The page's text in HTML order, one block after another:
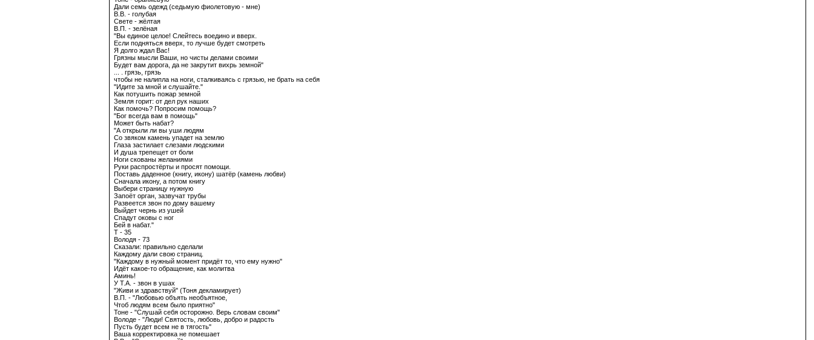
Дали семь одежд (седьмую фиолетовую - мне)
В.В. - голубая
Свете - жёлтая
В.П. - зелёная
"Вы единое целое! Слейтесь воедино и вверх.
Если подняться вверх, то лучше будет смотреть
Я долго ждал Вас!
Грязны мысли Ваши, но чисты делами своими
Будет вам дорога, да не закрутит вихрь земной"
... . грязь, грязь
чтобы не налипла на ноги, сталкиваясь с грязью, не брать на себя
"Идите за мной и слушайте."
Как потушить пожар земной
Земля горит: от дел рук наших
Как помочь? Попросим помощь?
"Бог всегда вам в помощь"
Может быть набат?
"А открыли ли вы уши людям
Со звяком камень упадет на землю
Глаза застилает слезами людскими
И душа трепещет от боли
Ноги скованы желаниями
Руки распростёрты и просят помощи.
Поставь даденное (книгу, икону) шатёр (камень любви)
Сначала икону, а потом книгу
Выбери страницу нужную
Запоёт орган, зазвучат трубы
Развеется звон по дому вашему
Выйдет чернь из ушей
Спадут оковы с ног
Бей в набат."
Т - 35
Володя - 73
Сказали: правильно сделали
Каждому дали свою страниц.
"Каждому в нужный момент придёт то, что ему нужно"
Идёт какое-то обращение, как молитва
Аминь!
У Т.А. - звон в ушах
"Живи и здравствуй" (Тоня декламирует)
В.П. - "Любовью объять необъятное,
Чтоб людям всем было приятно"
Тоне - "Слушай себя осторожно. Верь словам своим"
Володе - "Люди! Святость, любовь, добро и радость
Пусть будет всем не в тягость"
Ваша корректировка не помешает